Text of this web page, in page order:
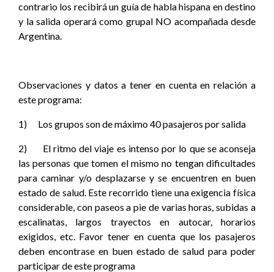
contrario los recibirá un guía de habla hispana en destino
y la salida operará como grupal NO acompañada desde
Argentina.
Observaciones y datos a tener en cuenta en relación a
este programa:
1) Los grupos son de máximo 40 pasajeros por salida
2) El ritmo del viaje es intenso por lo que se aconseja
las personas que tomen el mismo no tengan dificultades
para caminar y/o desplazarse y se encuentren en buen
estado de salud. Este recorrido tiene una exigencia física
considerable, con paseos a pie de varias horas, subidas a
escalinatas, largos trayectos en autocar, horarios
exigidos, etc. Favor tener en cuenta que los pasajeros
deben encontrase en buen estado de salud para poder
participar de este programa